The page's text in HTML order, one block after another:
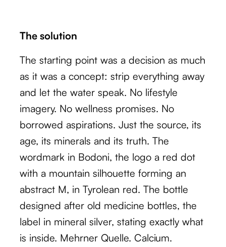
The starting point was a decision as much
as it was a concept: strip everything away
and let the water speak. No lifestyle
imagery. No wellness promises. No
borrowed aspirations. Just the source, its
age, its minerals and its truth. The
wordmark in Bodoni, the logo a red dot
with a mountain silhouette forming an
abstract M, in Tyrolean red. The bottle
designed after old medicine bottles, the
label in mineral silver, stating exactly what
is inside. Mehrner Quelle. Calcium.
The solution